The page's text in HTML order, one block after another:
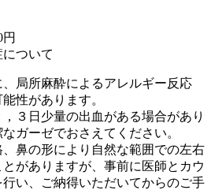
ついて
局所麻酔によるアレルギー反応
性があります。
３日少量の出血がある場合があり
ガーゼでおさえてください。
鼻の形により自然な範囲での左右
がありますが、事前に医師とカウ
行い、ご納得いただいてからのご手